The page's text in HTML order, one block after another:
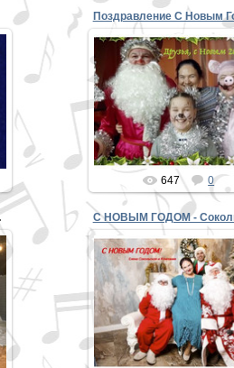
31.12.2019
PETER
647 0
29.12.2018
PETER